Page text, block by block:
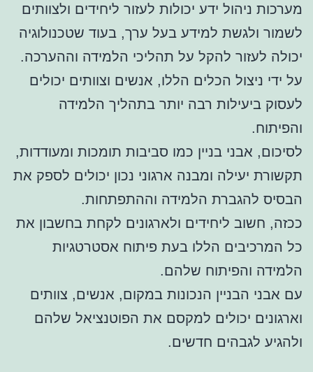
מערכות ניהול ידע יכולות לעזור ליחידים ולצוותים
לשמור ולגשת למידע בעל ערך, בעוד שטכנולוגיה
יכולה לעזור להקל על תהליכי הלמידה וההערכה.
על ידי ניצול הכלים הללו, אנשים וצוותים יכולים
לעסוק ביעילות רבה יותר בתהליך הלמידה
והפיתוח.
לסיכום, אבני בניין כמו סביבות תומכות ומעודדות,
תקשורת יעילה ומבנה ארגוני נכון יכולים לספק את
הבסיס להגברת הלמידה וההתפתחות.
ככזה, חשוב ליחידים ולארגונים לקחת בחשבון את
כל המרכיבים הללו בעת פיתוח אסטרטגיות
הלמידה והפיתוח שלהם.
עם אבני הבניין הנכונות במקום, אנשים, צוותים
וארגונים יכולים למקסם את הפוטנציאל שלהם
ולהגיע לגבהים חדשים.